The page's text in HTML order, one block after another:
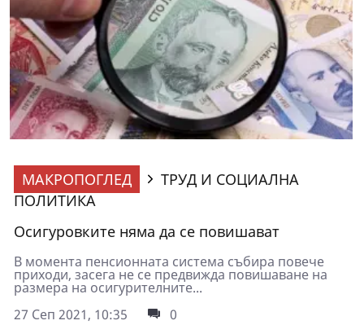
МАКРОПОГЛЕД
ТРУД И СОЦИАЛНА
ПОЛИТИКА
Осигуровките няма да се повишават
В момента пенсионната система събира повече
приходи, засега не се предвижда повишаване на
размера на осигурителните...
27 Сеп 2021, 10:35
0